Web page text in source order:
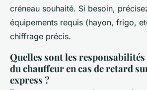
créneau souhaité. Si besoin,
équipements requis (hayon, frigo,
chiffrage précis.
Quelles sont les
du chauffeur en cas de retard
express ?